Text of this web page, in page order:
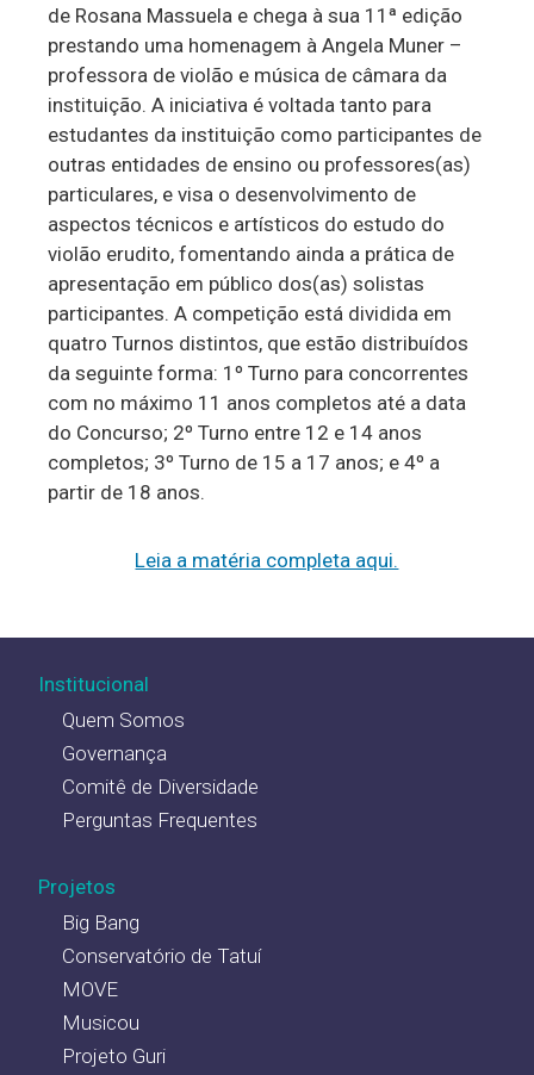
de Rosana Massuela e chega à sua 11ª edição
prestando uma homenagem à Angela Muner –
professora de violão e música de câmara da
instituição. A iniciativa é voltada tanto para
estudantes da instituição como participantes de
outras entidades de ensino ou professores(as)
particulares, e visa o desenvolvimento de
aspectos técnicos e artísticos do estudo do
violão erudito, fomentando ainda a prática de
apresentação em público dos(as) solistas
participantes. A competição está dividida em
quatro Turnos distintos, que estão distribuídos
da seguinte forma: 1º Turno para concorrentes
com no máximo 11 anos completos até a data
do Concurso; 2º Turno entre 12 e 14 anos
completos; 3º Turno de 15 a 17 anos; e 4º a
partir de 18 anos.
Leia a matéria completa aqui.
Institucional
Quem Somos
Governança
Comitê de Diversidade
Perguntas Frequentes
Projetos
Big Bang
Conservatório de Tatuí
MOVE
Musicou
Projeto Guri